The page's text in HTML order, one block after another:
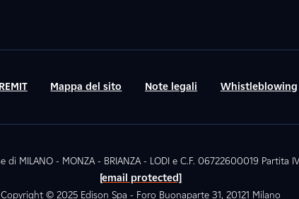
Mappa del sito Note legali Whistleblowing
di MILANO - MONZA - BRIANZA - LODI e C.F. 06722600019 Partita
[email protected]
Copyright © 2025 Edison Spa - Foro Buonaparte 31, 20121 Milano